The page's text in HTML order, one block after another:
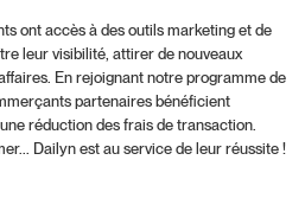
ont accès à des outils marketing et de
leur visibilité, attirer de nouveaux
En rejoignant notre programme de
partenaires bénéficient
réduction des frais de transaction.
Dailyn est au service de leur réussite !